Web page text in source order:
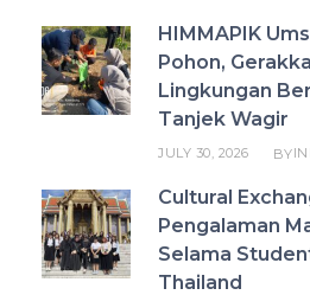
HIMMAPIK
Pohon,
Lingkungan
Tanjek Wagir
JULY 30, 2026 BY
Cultural
Pengalaman
Selama
Thailand